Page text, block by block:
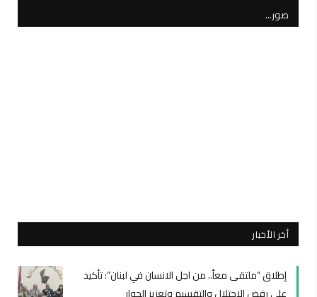
صور…
أخر الأخبار
إطلاق “ملتقى معاً.. من اجل الانسان في لبنان”: تأكيد
على رفض الإحتلال والتقسيم وتعزيز الحوار